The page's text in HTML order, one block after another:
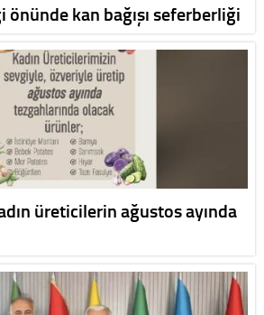
kan bağışı seferberliği
üreticilerin ağustos ayında